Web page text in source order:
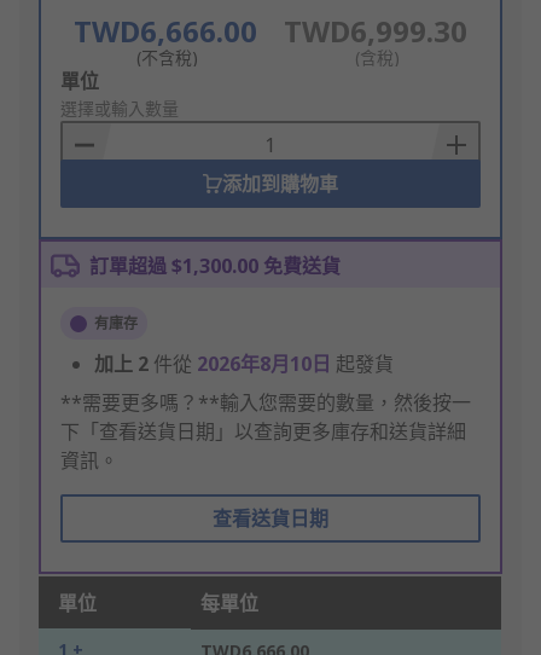
TWD6,666.00
(不含稅)
TWD6,999.30
(含稅)
Add
to
Basket
單位
選擇或輸入數量
添加到購物車
訂單超過 $1,300.00 免費送貨
有庫存
加上 2 件從 2026年8月10日 起發貨
**需要更多嗎？**輸入您需要的數量，然後按一
下「查看送貨日期」以查詢更多庫存和送貨詳細
資訊。
查看送貨日期
單位 每單位
1 +